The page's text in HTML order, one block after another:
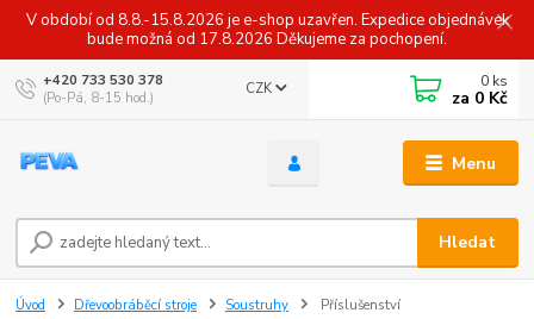
V období od 8.8.-15.8.2026 je e-shop uzavřen. Expedice objednávek
bude možná od 17.8.2026 Děkujeme za pochopení.
Menu
CZK
Hledat
+420 733 530 378
(Po-Pá, 8-15 hod.)
0 ks
za 0 Kč
Úvod Dřevoobráběcí stroje Soustruhy Příslušenství